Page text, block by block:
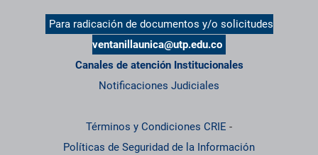
Para radicación de documentos y/o solicitudes
ventanillaunica@utp.edu.co
Canales de atención Institucionales
Notificaciones Judiciales
Términos y Condiciones CRIE -
Políticas de Seguridad de la Información